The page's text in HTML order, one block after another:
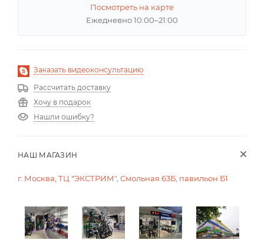
Посмотреть на карте
Ежедневно 10:00–21:00
Заказать видеоконсультацию
Рассчитать доставку
Хочу в подарок
Нашли ошибку?
НАШ МАГАЗИН
г. Москва, ТЦ "ЭКСТРИМ", Смольная 63Б, павильон Б1